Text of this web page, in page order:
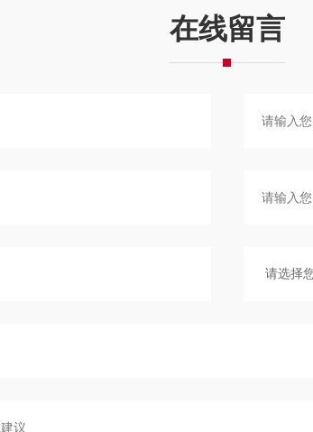
在线留言